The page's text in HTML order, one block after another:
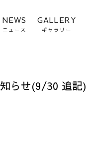
NEWS
ニュース
GALLERY
ギャラリー
らせ(9/30 追記)